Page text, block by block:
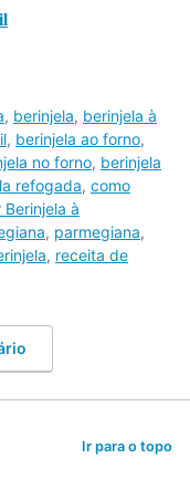
, berinjela, berinjela à
, berinjela ao forno,
no forno, berinjela
refogada, como
à
, parmegiana,
, receita de
Ir para o topo